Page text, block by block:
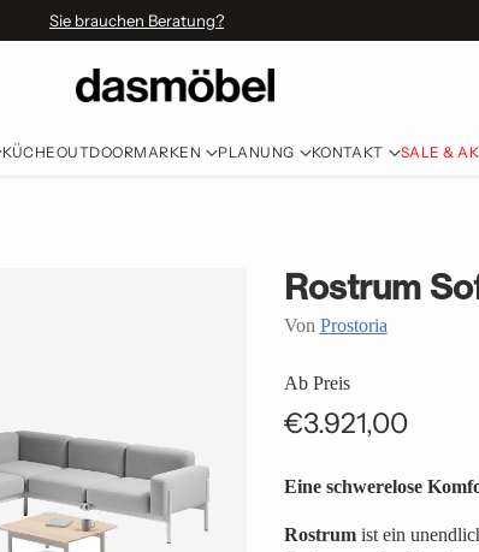
Sie brauchen Beratung?
KÜCHEOUTDOORMARKEN PLANUNG KONTAKT SALE &
Rostrum
Von Prostoria
Ab Preis
Normaler
Preis
€3.921,00
Eine schwerelose
Rostrum ist ein